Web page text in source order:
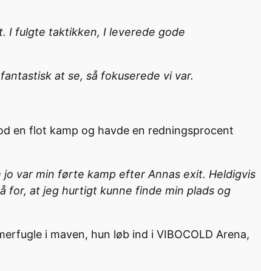
I fulgte taktikken, I leverede gode
at se, så fokuserede vi var.
en flot kamp og havde en redningsprocent
var min førte kamp efter Annas exit. Heldigvis
for, at jeg hurtigt kunne finde min plads og
i maven, hun løb ind i VIBOCOLD Arena,